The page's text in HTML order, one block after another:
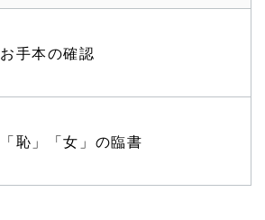
お手本の確認
「恥」「女」の臨書